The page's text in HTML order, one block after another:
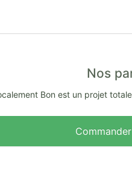
Nos
Bon est un projet